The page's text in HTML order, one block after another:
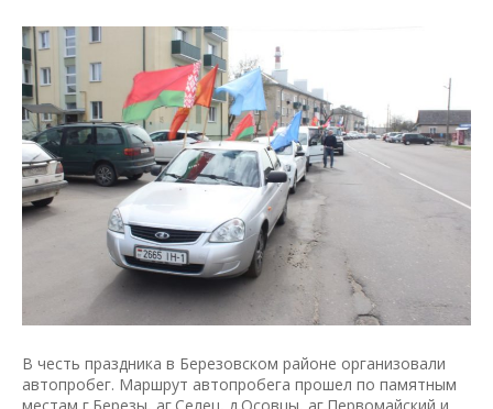
В честь праздника в Березовском районе организовали
автопробег. Маршрут автопробега прошел по памятным